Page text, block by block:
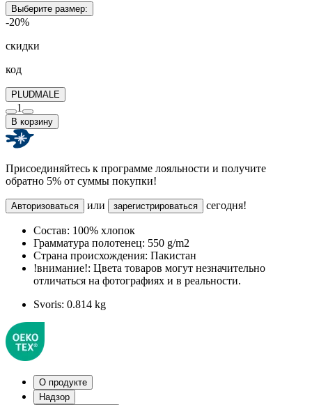
Выберите размер:
-20%
скидки
код
PLUDMALE
1
В корзину
Присоединяйтесь к программе лояльности и получите
обратно 5% от суммы покупки!
Авторизоваться или зарегистрироваться сегодня!
Состав: 100% хлопок
Грамматура полотенец: 550 g/m2
Страна происхождения: Пакистан
!внимание!: Цвета товаров могут незначительно
отличаться на фотографиях и в реальности.
Svoris: 0.814 kg
О продукте
Надзор